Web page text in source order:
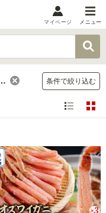
メニュー
マイページ
」 条件で絞り込む